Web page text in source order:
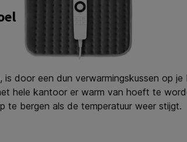
door een dun verwarmingskussen op
hele kantoor er warm van hoeft te
te bergen als de temperatuur weer stijgt.